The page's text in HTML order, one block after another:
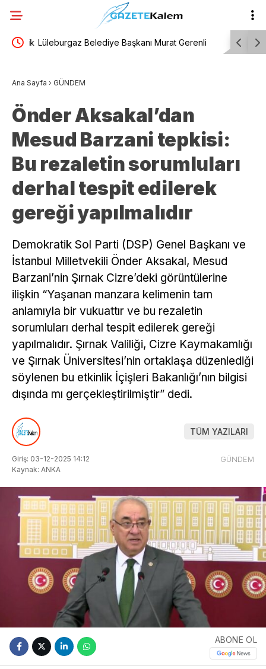
eşitlik Lüleburgaz Belediye Başkanı Murat Gerenli
Ana Sayfa › GÜNDEM
Önder Aksakal’dan
Mesud Barzani tepkisi:
Bu rezaletin sorumluları
derhal tespit edilerek
gereği yapılmalıdır
Demokratik Sol Parti (DSP) Genel Başkanı ve
İstanbul Milletvekili Önder Aksakal, Mesud
Barzani’nin Şırnak Cizre’deki görüntülerine
ilişkin “Yaşanan manzara kelimenin tam
anlamıyla bir vukuattır ve bu rezaletin
sorumluları derhal tespit edilerek gereği
yapılmalıdır. Şırnak Valiliği, Cizre Kaymakamlığı
ve Şırnak Üniversitesi’nin ortaklaşa düzenlediği
söylenen bu etkinlik İçişleri Bakanlığı’nın bilgisi
dışında mı gerçekleştirilmiştir” dedi.
TÜM YAZILARI
Giriş: 03-12-2025 14:12
Kaynak: ANKA
GÜNDEM
ABONE OL